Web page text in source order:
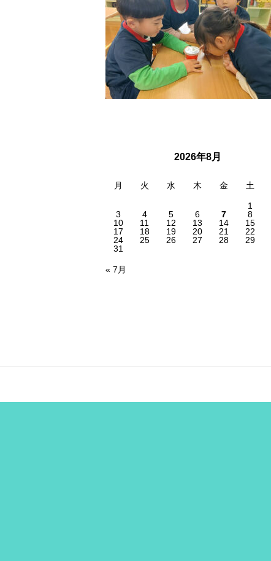
2026年8月
月 火 水 木 金 土
1
3
4 5 6 7 8
10
11 12 13 14 15
17
18 19 20 21 22
24
25 26 27 28 29
31
« 7月